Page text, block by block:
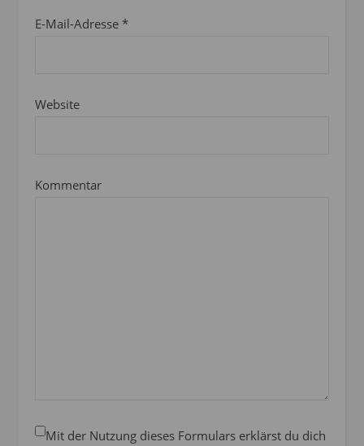
E-Mail-Adresse *
Website
Kommentar
Mit der Nutzung dieses Formulars erklärst du dich